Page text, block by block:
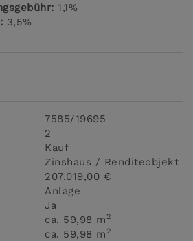
1,1%
3,5%
7585/19695
2
Kauf
Zinshaus / Renditeobjekt
207.019,00 €
Anlage
Ja
ca. 59,98 m 2
ca. 59,98 m 2